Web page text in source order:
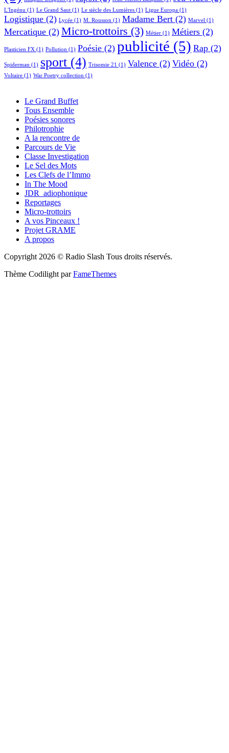
L'Ingénu (1) Le Grand Saut (1) Le siècle des Lumières (1) Ligue Europa (1)
Logistique (2) Lycée (1) M. Rousson (1) Madame Bert (2) Marvel (1)
Mercatique (2) Micro-trottoirs (3) Métier (1) Métiers (2)
Plasticien FX (1) Pollution (1) Poésie (2) publicité (5) Rap (2)
Spiderman (1) sport (4) Trisomie 21 (1) Valence (2) Vidéo (2)
Voltaire (1) War Poetry collection (1)
Le Grand Buffet
Tous Ensemble
Poésies sonores
Philotrophie
A la rencontre de
Parcours de Vie
Classe Investigation
Le Sel des Mots
Les Clefs de l’Immo
In The Mood
JDR_adiophonique
Reportages
Micro-trottoirs
A vos Pinceaux !
Projet GRAME
A propos
Copyright 2026 © Radio Slash Tous droits réservés.
Thème Codilight parFameThemes